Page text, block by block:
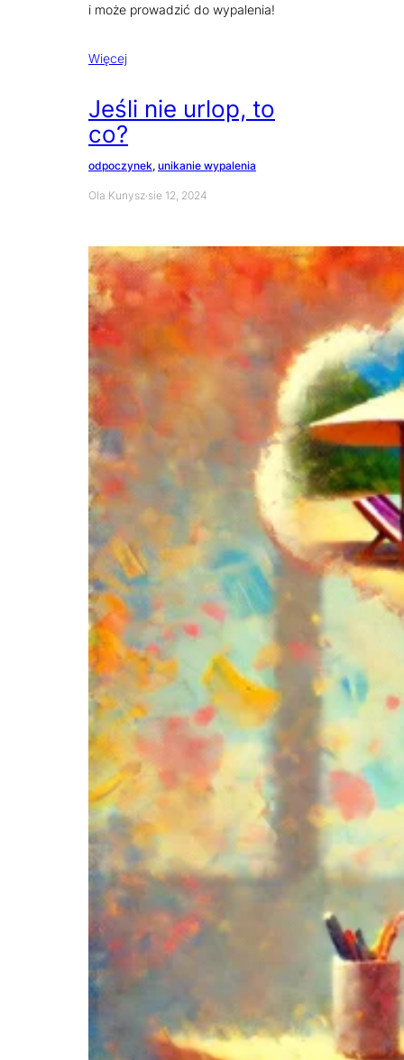
i może prowadzić do wypalenia!
Więcej
Jeśli nie urlop, to
co?
odpoczynek, unikanie wypalenia
Ola Kunysz·sie 12, 2024